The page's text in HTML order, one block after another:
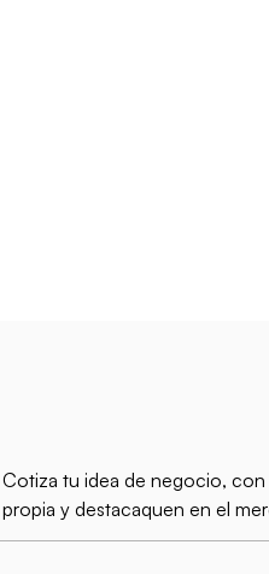
Cotiza tu idea de negocio,
propia y destacaquen en el